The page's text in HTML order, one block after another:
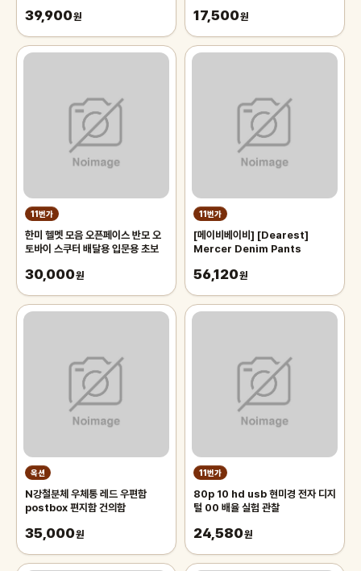
39,900원 17,500원
11번가
한미 헬멧 모음 오픈페이스 반모 오
토바이 스쿠터 배달용 입문용 초보
30,000원
11번가
[메이비베이비] [Dearest]
Mercer Denim Pants
56,120원
옥션
N강철분체 우체통 레드 우편함
postbox 편지함 건의함
35,000원
11번가
80p 10 hd usb 현미경 전자 디지
털 00 배율 실험 관찰
24,580원